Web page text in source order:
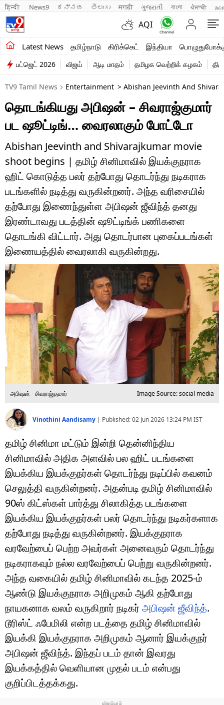
हिन्दी News9 ಕನ್ನಡ తెలుగు मराठी ગુજરાતી বাংলা ਪੰਜਾਬੀ
AQI
Latest News தமிழ்நாடு கிரிக்கெட் இந்தியா
சமீபத்திய செய்திகள்
தமிழ்நாடு
இந்தியா
உலகம்
விளையாட்டு
பொழுதுபோக்கு
லைஃப்ஸ்டைல்
வணிகம்
டெக்னாலஜி
ஆன்மீகம்
வைரல்
ஹெஃல்த்
ஷார்ட் வீடியோஸ்
வலை கதைகள்
போட்டோ கேலரி
பட்ஜெட் 2026 விஜய் ஆடி மாதம் தமிழக வெற்றிக் கழகம்
TV9 Tamil News Entertainment > Abishan Jeevinth And
தொடங்கியது அபிஷன் – சிவராஜ்குமார்
பட ஷூட்டிங்… வைரலாகும் போட்டோ
Abishan Jeevinth and Shivarajkumar movie
shoot begins | தமிழ் சினிமாவில் இயக்குநராக
ஹிட் கொடுத்த பலர் தற்போது தொடர்ந்து நடிகராக
படங்களில் நடித்து வருகின்றனர். அந்த வரிசையில்
தற்போது இணைந்துள்ள அபிஷன் ஜீவிந்த் தனது
இரண்டாவது படத்தின் ஷூட்டிங்க் பணிகளை
தொடங்கி விட்டார். அது தொடர்பான புகைப்படங்கள்
இணையத்தில் வைரலாகி வருகின்றது.
அபிஷன் - சிவராஜ்குமார் Image Source: social media
Vinothini Aandisamy | Published:02 Jun 2026 13:24 PM IST
தமிழ் சினிமா மட்டும் இன்றி தென்னிந்திய
சினிமாவில் அதிக அளவில் பல ஹிட் படங்களை
இயக்கிய இயக்குநர்கள் தொடர்ந்து நடிப்பில் கவனம்
செலுத்தி வருகின்றனர். அதன்படி தமிழ் சினிமாவில்
90ஸ் கிட்ஸ்கள் பார்த்து சிலாகித்த படங்களை
இயக்கிய இயக்குநர்கள் பலர் தொடர்ந்து நடிகர்களாக
தற்போது நடித்து வருகின்றனர். இயக்குநராக
வரவேற்பைப் பெற்ற அவர்கள் அனைவரும் தொடர்ந்து
நடிகராகவும் நல்ல வரவேற்பைப் பெற்று வருகின்றனர்.
அந்த வகையில் தமிழ் சினிமாவில் கடந்த 2025-ம்
ஆண்டு இயக்குநராக அறிமுகம் ஆகி தற்போது
நாயகனாக வலம் வருகிறார் நடிகர் அபிஷன் ஜீவிந்த்.
டூரிஸ்ட் ஃபேமிலி என்ற படத்தை தமிழ் சினிமாவில்
இயக்கி இயக்குநராக அறிமுகம் ஆனார் இயக்குநர்
அபிஷன் ஜீவிந்த். இந்தப் படம் தான் இவரது
இயக்கத்தில் வெளியான முதல் படம் என்பது
குறிப்பிடத்தக்கது.